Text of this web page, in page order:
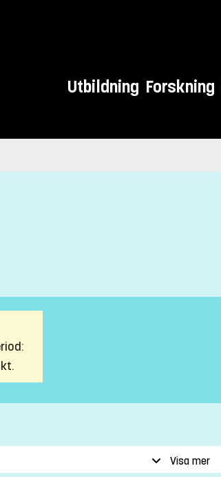
Utbildning Forskning
Visa mer